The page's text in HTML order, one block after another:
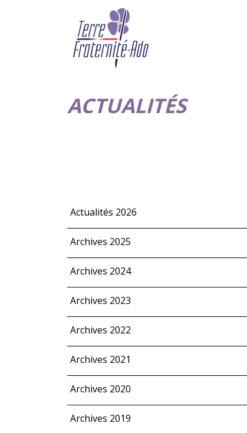
ACTUALITÉS
Actualités 2026
Archives 2025
Archives 2024
Archives 2023
Archives 2022
Archives 2021
Archives 2020
Archives 2019